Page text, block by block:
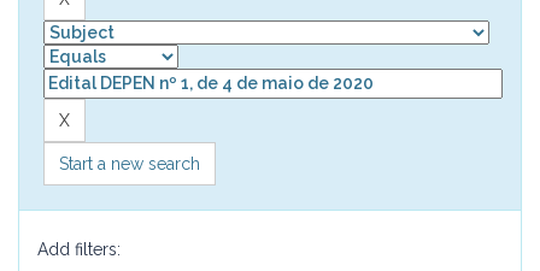
Start a new search
Add filters: